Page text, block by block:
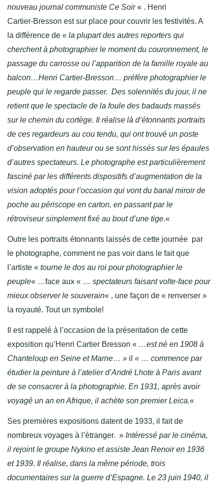
nouveau journal communiste Ce Soir« . Henri
Cartier‑Bresson est sur place pour couvrir les festivités. A
la différence de « la plupart des autres reporters qui
cherchent à photographier le moment du couronnement, le
passage du carrosse ou l’apparition de la famille royale au
balcon…Henri Cartier-Bresson… préfère photographier le
peuple qui le regarde passer. Des solennités du jour, il ne
retient que le spectacle de la foule des badauds massés
sur le chemin du cortège. Il réalise là d’étonnants portraits
de ces regardeurs au cou tendu, qui ont trouvé un poste
d’observation en hauteur ou se sont hissés sur les épaules
d’autres spectateurs. Le photographe est particulièrement
fasciné par les différents dispositifs d’augmentation de la
vision adoptés pour l’occasion qui vont du banal miroir de
poche au périscope en carton, en passant par le
rétroviseur simplement fixé au bout d’une tige.«
Outre les portraits étonnants laissés de cette journée par
le photographe, comment ne pas voir dans le fait que
l’artiste « tourne le dos au roi pour photographier le
peuple« …face aux « … spectateurs faisant volte-face pour
mieux observer le souverain« , une façon de « renverser »
la royauté. Tout un symbole!
Il est rappelé à l’occasion de la présentation de cette
exposition qu’Henri Cartier Bresson « …est né en 1908 à
Chanteloup en Seine et Marne… » il « … commence par
étudier la peinture à l’atelier d’André Lhote à Paris avant
de se consacrer à la photographie. En 1931, après avoir
voyagé un an en Afrique, il achète son premier Leica.«
Ses premières expositions datent de 1933, il fait de
nombreux voyages à l’étranger. » Intéressé par le cinéma,
il rejoint le groupe Nykino et assiste Jean Renoir en 1936
et 1939. Il réalise, dans la même période, trois
documentaires sur la guerre d’Espagne. Le 23 juin 1940, il